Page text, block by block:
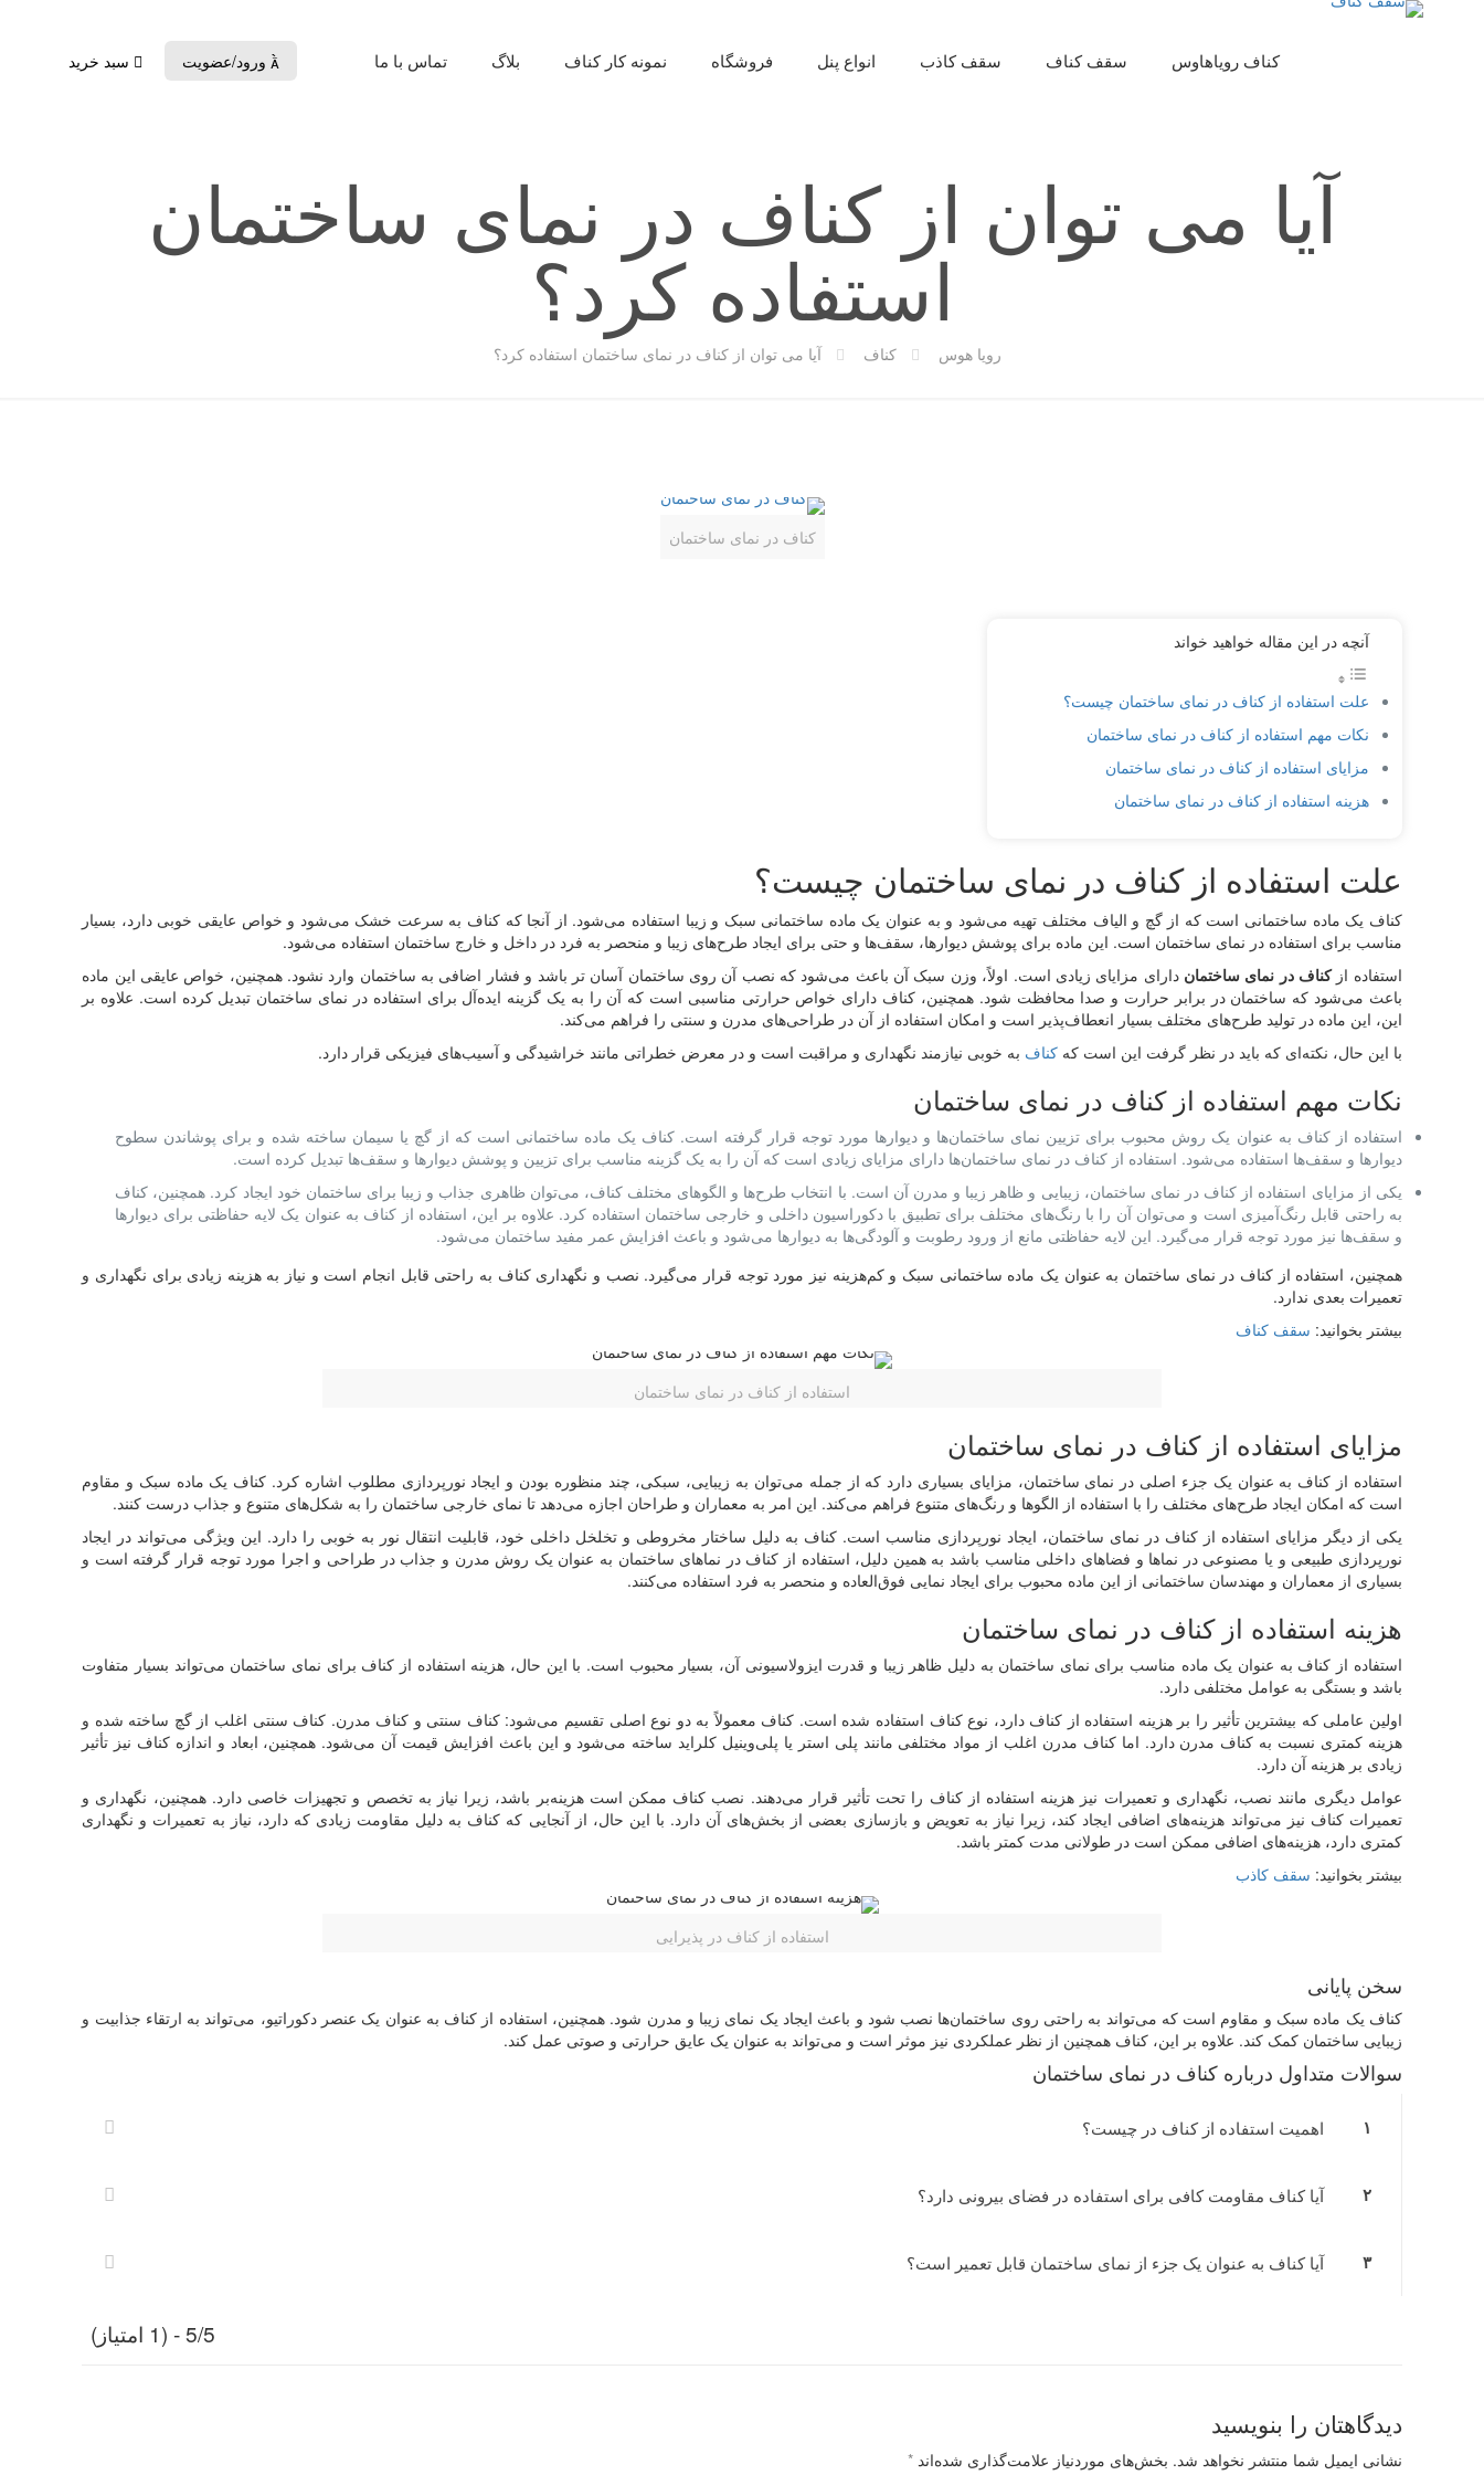
کناف رویاهاوس سقف کناف سقف کاذب انواع پنل فروشگاه نمونه کار کناف بلاگ تماس با ما  ورود/عضویت سبد خرید
آیا می توان از کناف در نمای ساختمان
استفاده کرد؟
رویا هوس کناف آیا می توان از کناف در نمای ساختمان استفاده کرد؟
کناف در نمای ساختمان
آنچه در این مقاله خواهید خواند
علت استفاده از کناف در نمای ساختمان چیست؟
نکات مهم استفاده از کناف در نمای ساختمان
مزایای استفاده از کناف در نمای ساختمان
هزینه استفاده از کناف در نمای ساختمان
علت استفاده از کناف در نمای ساختمان چیست؟
کناف یک ماده ساختمانی است که از گچ و الیاف مختلف تهیه می‌شود و به عنوان یک ماده ساختمانی سبک و زیبا استفاده می‌شود. از آنجا که کناف به سرعت خشک می‌شود و خواص عایقی خوبی دارد، بسیار
مناسب برای استفاده در نمای ساختمان است. این ماده برای پوشش دیوارها، سقف‌ها و حتی برای ایجاد طرح‌های زیبا و منحصر به فرد در داخل و خارج ساختمان استفاده می‌شود.
استفاده ازکناف در نمای ساختمان دارای مزایای زیادی است. اولاً، وزن سبک آن باعث می‌شود که نصب آن روی ساختمان آسان تر باشد و فشار اضافی به ساختمان وارد نشود. همچنین، خواص عایقی این ماده
باعث می‌شود که ساختمان در برابر حرارت و صدا محافظت شود. همچنین، کناف دارای خواص حرارتی مناسبی است که آن را به یک گزینه ایده‌آل برای استفاده در نمای ساختمان تبدیل کرده است. علاوه بر
این، این ماده در تولید طرح‌های مختلف بسیار انعطاف‌پذیر است و امکان استفاده از آن در طراحی‌های مدرن و سنتی را فراهم می‌کند.
با این حال، نکته‌ای که باید در نظر گرفت این است کهکناف به خوبی نیازمند نگهداری و مراقبت است و در معرض خطراتی مانند خراشیدگی و آسیب‌های فیزیکی قرار دارد.
نکات مهم استفاده از کناف در نمای ساختمان
استفاده از کناف به عنوان یک روش محبوب برای تزیین نمای ساختمان‌ها و دیوارها مورد توجه قرار گرفته است. کناف یک ماده ساختمانی است که از گچ یا سیمان ساخته شده و برای پوشاندن سطوح
دیوارها و سقف‌ها استفاده می‌شود. استفاده از کناف در نمای ساختمان‌ها دارای مزایای زیادی است که آن را به یک گزینه مناسب برای تزیین و پوشش دیوارها و سقف‌ها تبدیل کرده است.
یکی از مزایای استفاده از کناف در نمای ساختمان، زیبایی و ظاهر زیبا و مدرن آن است. با انتخاب طرح‌ها و الگوهای مختلف کناف، می‌توان ظاهری جذاب و زیبا برای ساختمان خود ایجاد کرد. همچنین، کناف
به راحتی قابل رنگ‌آمیزی است و می‌توان آن را با رنگ‌های مختلف برای تطبیق با دکوراسیون داخلی و خارجی ساختمان استفاده کرد. علاوه بر این، استفاده از کناف به عنوان یک لایه حفاظتی برای دیوارها
و سقف‌ها نیز مورد توجه قرار می‌گیرد. این لایه حفاظتی مانع از ورود رطوبت و آلودگی‌ها به دیوارها می‌شود و باعث افزایش عمر مفید ساختمان می‌شود.
همچنین، استفاده از کناف در نمای ساختمان به عنوان یک ماده ساختمانی سبک و کم‌هزینه نیز مورد توجه قرار می‌گیرد. نصب و نگهداری کناف به راحتی قابل انجام است و نیاز به هزینه زیادی برای نگهداری و
تعمیرات بعدی ندارد.
بیشتر بخوانید: سقف کناف
استفاده از کناف در نمای ساختمان
مزایای استفاده از کناف در نمای ساختمان
استفاده از کناف به عنوان یک جزء اصلی در نمای ساختمان، مزایای بسیاری دارد که از جمله می‌توان به زیبایی، سبکی، چند منظوره بودن و ایجاد نورپردازی مطلوب اشاره کرد. کناف یک ماده سبک و مقاوم
است که امکان ایجاد طرح‌های مختلف را با استفاده از الگوها و رنگ‌های متنوع فراهم می‌کند. این امر به معماران و طراحان اجازه می‌دهد تا نمای خارجی ساختمان را به شکل‌های متنوع و جذاب درست کنند.
یکی از دیگر مزایای استفاده از کناف در نمای ساختمان، ایجاد نورپردازی مناسب است. کناف به دلیل ساختار مخروطی و تخلخل داخلی خود، قابلیت انتقال نور به خوبی را دارد. این ویژگی می‌تواند در ایجاد
نورپردازی طبیعی و یا مصنوعی در نماها و فضاهای داخلی مناسب باشد به همین دلیل، استفاده از کناف در نماهای ساختمان به عنوان یک روش مدرن و جذاب در طراحی و اجرا مورد توجه قرار گرفته است و
بسیاری از معماران و مهندسان ساختمانی از این ماده محبوب برای ایجاد نمایی فوق‌العاده و منحصر به فرد استفاده می‌کنند.
هزینه استفاده از کناف در نمای ساختمان
استفاده از کناف به عنوان یک ماده مناسب برای نمای ساختمان به دلیل ظاهر زیبا و قدرت ایزولاسیونی آن، بسیار محبوب است. با این حال، هزینه استفاده از کناف برای نمای ساختمان می‌تواند بسیار متفاوت
باشد و بستگی به عوامل مختلفی دارد.
اولین عاملی که بیشترین تأثیر را بر هزینه استفاده از کناف دارد، نوع کناف استفاده شده است. کناف معمولاً به دو نوع اصلی تقسیم می‌شود: کناف سنتی و کناف مدرن. کناف سنتی اغلب از گچ ساخته شده و
هزینه کمتری نسبت به کناف مدرن دارد. اما کناف مدرن اغلب از مواد مختلفی مانند پلی استر یا پلی‌وینیل کلراید ساخته می‌شود و این باعث افزایش قیمت آن می‌شود. همچنین، ابعاد و اندازه کناف نیز تأثیر
زیادی بر هزینه آن دارد.
عوامل دیگری مانند نصب، نگهداری و تعمیرات نیز هزینه استفاده از کناف را تحت تأثیر قرار می‌دهند. نصب کناف ممکن است هزینه‌بر باشد، زیرا نیاز به تخصص و تجهیزات خاصی دارد. همچنین، نگهداری و
تعمیرات کناف نیز می‌تواند هزینه‌های اضافی ایجاد کند، زیرا نیاز به تعویض و بازسازی بعضی از بخش‌های آن دارد. با این حال، از آنجایی که کناف به دلیل مقاومت زیادی که دارد، نیاز به تعمیرات و نگهداری
کمتری دارد، هزینه‌های اضافی ممکن است در طولانی مدت کمتر باشد.
بیشتر بخوانید: سقف کاذب
استفاده از کناف در پذیرایی
سخن پایانی
کناف یک ماده سبک و مقاوم است که می‌تواند به راحتی روی ساختمان‌ها نصب شود و باعث ایجاد یک نمای زیبا و مدرن شود. همچنین، استفاده از کناف به عنوان یک عنصر دکوراتیو، می‌تواند به ارتقاء جذابیت و
زیبایی ساختمان کمک کند. علاوه بر این، کناف همچنین از نظر عملکردی نیز موثر است و می‌تواند به عنوان یک عایق حرارتی و صوتی عمل کند.
سوالات متداول درباره کناف در نمای ساختمان
۱ اهمیت استفاده از کناف در چیست؟
۲ آیا کناف مقاومت کافی برای استفاده در فضای بیرونی دارد؟
۳ آیا کناف به عنوان یک جزء از نمای ساختمان قابل تعمیر است؟
5/5 - (1 امتیاز)
دیدگاهتان را بنویسید
نشانی ایمیل شما منتشر نخواهد شد. بخش‌های موردنیاز علامت‌گذاری شده‌اند *